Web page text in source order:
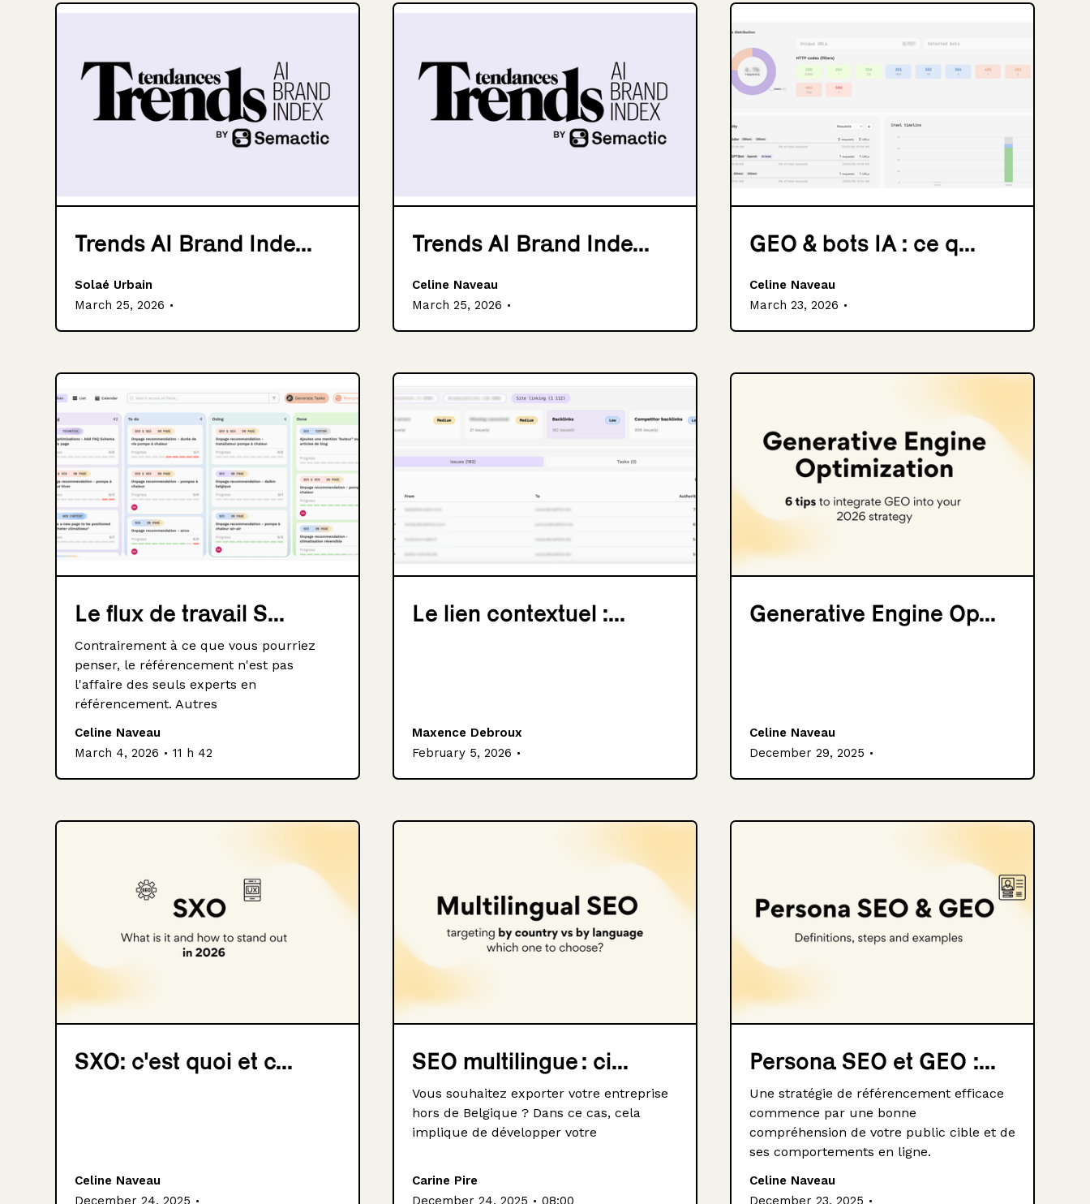
Trends AI Brand Inde...
Solaé Urbain
March 25, 2026 .
Trends AI Brand Inde...
Celine Naveau
March 25, 2026 .
GEO & bots IA : ce q...
Celine Naveau
March 23, 2026 .
Le flux de travail S...
Contrairement à ce que vous pourriez
penser, le référencement n'est pas
l'affaire des seuls experts en
référencement. Autres
Celine Naveau
March 4, 2026 . 11 h 42
Le lien contextuel :...
Maxence Debroux
February 5, 2026 .
Generative Engine Op...
Celine Naveau
December 29, 2025 .
SXO: c'est quoi et c...
Celine Naveau
December 24, 2025 .
SEO multilingue : ci...
Vous souhaitez exporter votre entreprise
hors de Belgique ? Dans ce cas, cela
implique de développer votre
Carine Pire
December 24, 2025 . 08:00
Persona SEO et GEO :...
Une stratégie de référencement efficace
commence par une bonne
compréhension de votre public cible et de
ses comportements en ligne.
Celine Naveau
December 23, 2025 .